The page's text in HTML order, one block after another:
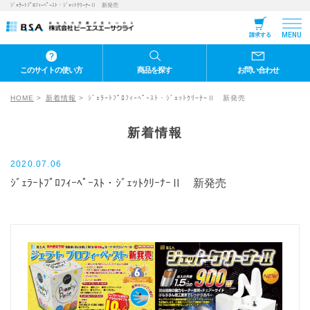
ｼﾞｪﾗｰﾄﾌﾟﾛﾌｨｰﾍﾟｰｽﾄ・ｼﾞｪｯﾄｸﾘｰﾅｰⅡ 新発売
請求する MENU
このサイトの使い方 商品を探す お問い合わせ
HOME 新着情報 ｼﾞｪﾗｰﾄﾌﾟﾛﾌｨｰﾍﾟｰｽﾄ・ｼﾞｪｯﾄｸﾘｰﾅｰⅡ 新発売
新着情報
2020.07.06
ｼﾞｪﾗｰﾄﾌﾟﾛﾌｨｰﾍﾟｰｽﾄ・ｼﾞｪｯﾄｸﾘｰﾅｰⅡ 新発売